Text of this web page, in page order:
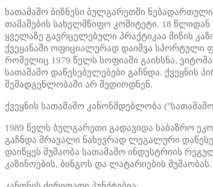
სათამაშო ბიზნესი ბულგარეთში
თამაშების სახელმწიფო კომიტეტი. 18
ყველაზე გავრცელებული პრაქტიკაა მიწის
ქვეყანაში ოფიციალურად დაიშვა სპორტული
რომელიც 1979 წელს სოფიაში გაიხსნა,
სათამაშო დაწესებულებები გაჩნდა.
შემადგენლობაში არ შედიოდნენ.
ქვეყნის სათამაშო კანონმდებლობა
1989 წელს ბულგარეთი გადავიდა საბაზრო
გაჩნდა მრავალი ნახევრად ლეგალური
დაიწყეს მუშაობა სათამაშო ინდუსტრიის
კაზინოების, ბინგოს და ლატარიების